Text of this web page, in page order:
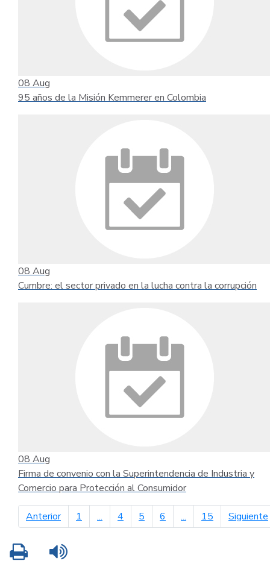
08 Aug
95 años de la Misión Kemmerer en Colombia
08 Aug
Cumbre: el sector privado en la lucha contra la corrupción
08 Aug
Firma de convenio con la Superintendencia de Industria y
Comercio para Protección al Consumidor
Anteriorpágina anterior
1 ... 4 5 6 ... 15 Siguiente
Imprimir